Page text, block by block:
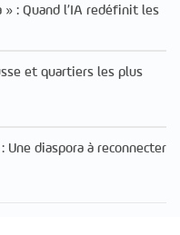
: Quand l’IA redéfinit les
et quartiers les plus
Une diaspora à reconnecter